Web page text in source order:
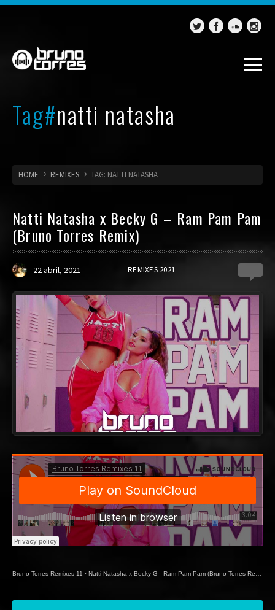
Tag#natti natasha
HOME REMIXES TAG: NATTI NATASHA
Natti Natasha x Becky G – Ram Pam Pam
(Bruno Torres Remix)
22 abril, 2021 REMIXES 2021
Bruno Torres Remixes 11 · Natti Natasha x Becky G - Ram Pam Pam (Bruno Torres Remix)